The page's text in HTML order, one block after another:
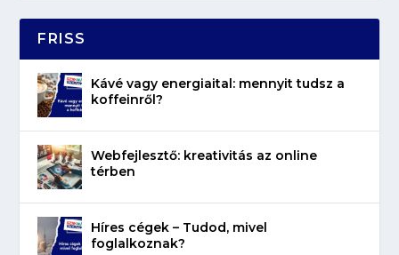
FRISS
Kávé vagy energiaital: mennyit tudsz a
koffeinről?
Webfejlesztő: kreativitás az online
térben
Híres cégek – Tudod, mivel
foglalkoznak?